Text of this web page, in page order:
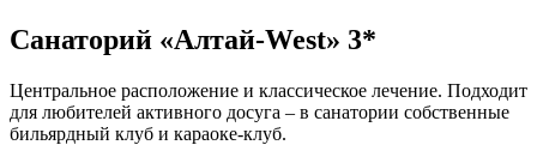
Санаторий «Алтай-West» 3*
Центральное расположение и классическое лечение. Подходит
для любителей активного досуга – в санатории собственные
бильярдный клуб и караоке-клуб.